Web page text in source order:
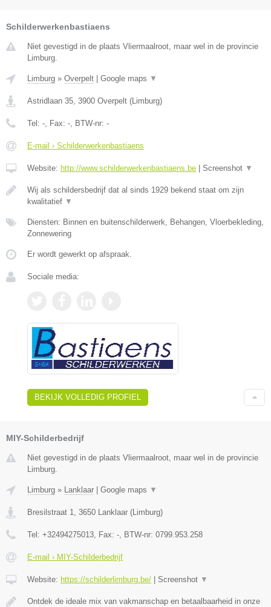
Schilderwerkenbastiaens
Niet gevestigd in de plaats Vliermaalroot, maar wel in de provincie
Limburg.
Limburg » Overpelt Google maps ▼
Astridlaan 35, 3900 Overpelt (Limburg)
Tel: -, Fax: -, BTW-nr: -
E-mail › Schilderwerkenbastiaens
Website: http://www.schilderwerkenbastiaens.be Screenshot ▼
Wij als schildersbedrijf dat al sinds 1929 bekend staat om zijn
kwalitatief ▼
Diensten: Binnen en buitenschilderwerk, Behangen, Vloerbekleding,
Zonnewering
Er wordt gewerkt op afspraak.
Sociale media:
BEKIJK VOLLEDIG PROFIEL
MIY-Schilderbedrijf
Niet gevestigd in de plaats Vliermaalroot, maar wel in de provincie
Limburg.
Limburg » Lanklaar Google maps ▼
Bresilstraat 1 3650 Lanklaar ( Limburg)
Tel: +32494275013 , Fax: - , BTW-nr: 0799.953.258
E-mail › MIY-Schilderbedrijf
Website: https://schilderlimburg.be/ Screenshot ▼
Ontdek de ideale mix van vakmanschap en betaalbaarheid in onze